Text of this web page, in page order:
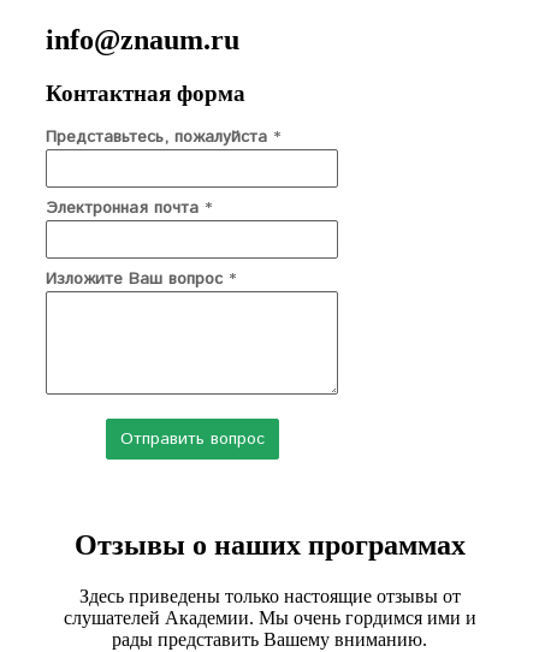
info@znaum.ru
Контактная форма
Представьтесь, пожалуйста *
Электронная почта *
Изложите Ваш вопрос *
Отзывы о наших программах
Здесь приведены только настоящие отзывы от
слушателей Академии. Мы очень гордимся ими и
рады представить Вашему вниманию.